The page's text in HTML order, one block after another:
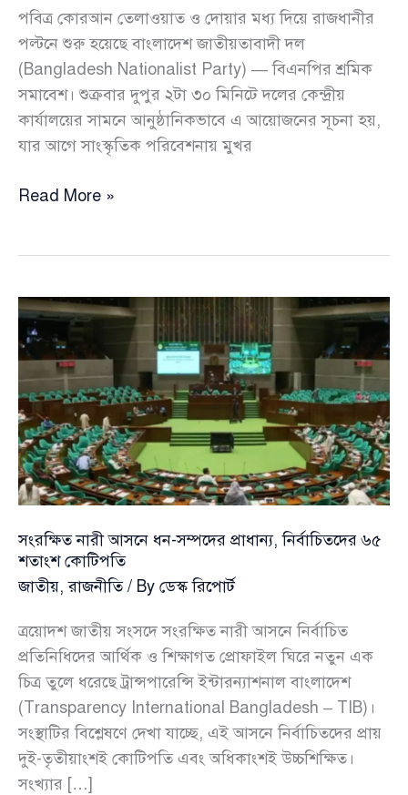
পবিত্র কোরআন তেলাওয়াত ও দোয়ার মধ্য দিয়ে রাজধানীর
পল্টনে শুরু হয়েছে বাংলাদেশ জাতীয়তাবাদী দল
(Bangladesh Nationalist Party) — বিএনপির শ্রমিক
সমাবেশ। শুক্রবার দুপুর ২টা ৩০ মিনিটে দলের কেন্দ্রীয়
কার্যালয়ের সামনে আনুষ্ঠানিকভাবে এ আয়োজনের সূচনা হয়,
যার আগে সাংস্কৃতিক পরিবেশনায় মুখর
পল্টনে
শুরু,
নেতাকর্মীদের
ঢল
Read More »
সংরক্ষিত নারী আসনে ধন-সম্পদের প্রাধান্য, নির্বাচিতদের ৬৫
শতাংশ কোটিপতি
জাতীয়,রাজনীতি/ By ডেস্ক রিপোর্ট
ত্রয়োদশ জাতীয় সংসদে সংরক্ষিত নারী আসনে নির্বাচিত
প্রতিনিধিদের আর্থিক ও শিক্ষাগত প্রোফাইল ঘিরে নতুন এক
চিত্র তুলে ধরেছে ট্রান্সপারেন্সি ইন্টারন্যাশনাল বাংলাদেশ
(Transparency International Bangladesh – TIB)।
সংস্থাটির বিশ্লেষণে দেখা যাচ্ছে, এই আসনে নির্বাচিতদের প্রায়
দুই-তৃতীয়াংশই কোটিপতি এবং অধিকাংশই উচ্চশিক্ষিত।
সংখ্যার […]